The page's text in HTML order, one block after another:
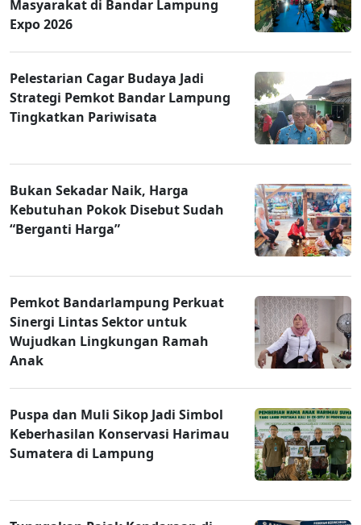
Masyarakat di Bandar Lampung
Expo 2026
Pelestarian Cagar Budaya Jadi
Strategi Pemkot Bandar Lampung
Tingkatkan Pariwisata
Bukan Sekadar Naik, Harga
Kebutuhan Pokok Disebut Sudah
“Berganti Harga”
Pemkot Bandarlampung Perkuat
Sinergi Lintas Sektor untuk
Wujudkan Lingkungan Ramah
Anak
Puspa dan Muli Sikop Jadi Simbol
Keberhasilan Konservasi Harimau
Sumatera di Lampung